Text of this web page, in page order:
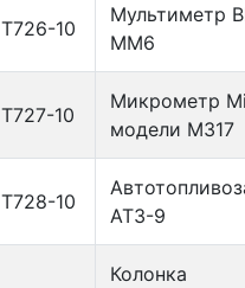
Т726-10
Мультиметр
MM6
Т727-10
Микрометр
модели М317
Т728-10
АТЗ-9
Колонка